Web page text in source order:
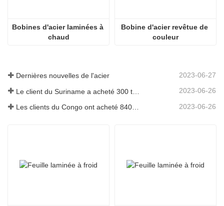
Bobines d'acier laminées à
chaud
Bobine d'acier revêtue de
couleur
Dernières nouvelles de l'acier 2023-06-27
2023-06-26
2023-06-26